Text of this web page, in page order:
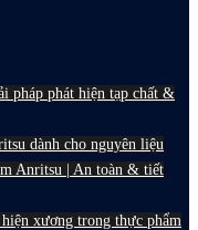
pháp phát hiện tạp chất &
dành cho nguyên liệu
Anritsu | An toàn & tiết
xương trong thực phẩm